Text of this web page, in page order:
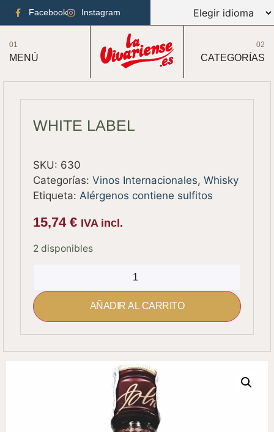
Facebook Instagram
01
MENÚ
02
CATEGORÍAS
WHITE LABEL
SKU: 630
Categorías:Vinos Internacionales,Whisky
Etiqueta: Alérgenos contiene sulfitos
15,74€ IVA incl.
2 disponibles
AÑADIR AL CARRITO